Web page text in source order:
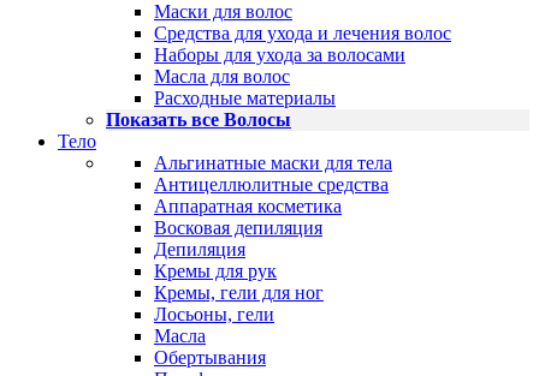
Маски для волос
Средства для ухода и лечения волос
Наборы для ухода за волосами
Масла для волос
Расходные материалы
Показать все Волосы
Тело
Альгинатные маски для тела
Антицеллюлитные средства
Аппаратная косметика
Восковая депиляция
Депиляция
Кремы для рук
Кремы, гели для ног
Лосьоны, гели
Масла
Обертывания